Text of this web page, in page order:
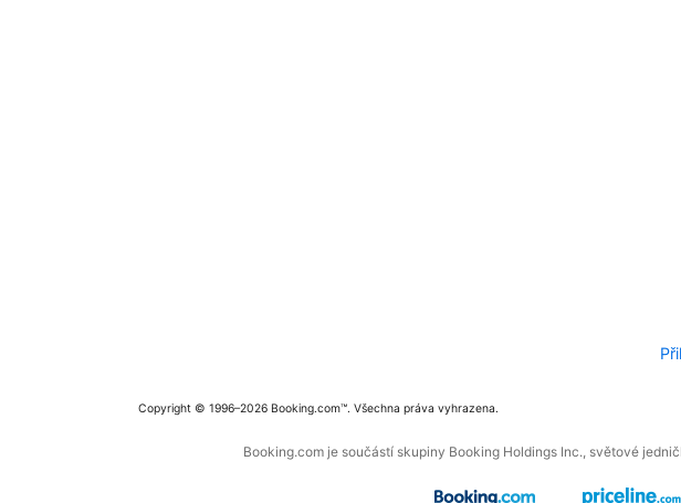
Copyright © 1996–2026 Booking.com™. Všechna práva vyhrazena.
Booking.com je součástí skupiny Booking Holdings Inc., světové